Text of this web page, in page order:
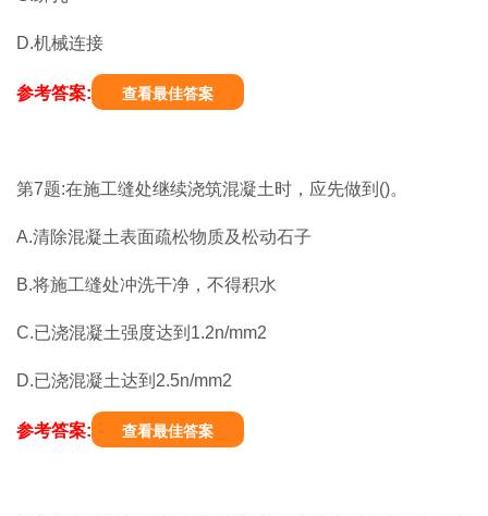
D.机械连接
参考答案: 查看最佳答案
第7题:在施工缝处继续浇筑混凝土时，应先做到()。
A.清除混凝土表面疏松物质及松动石子
B.将施工缝处冲洗干净，不得积水
C.已浇混凝土强度达到1.2n/mm2
D.已浇混凝土达到2.5n/mm2
参考答案: 查看最佳答案